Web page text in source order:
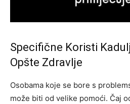
Specifične Koristi
Opšte Zdravlje
Osobama koje se bore s
može biti od velike pomoći. Čaj